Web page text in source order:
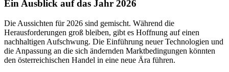
Ein Ausblick auf das Jahr 2026
Die Aussichten für 2026 sind gemischt. Während die
Herausforderungen groß bleiben, gibt es Hoffnung auf einen
nachhaltigen Aufschwung. Die Einführung neuer Technologien und
die Anpassung an die sich ändernden Marktbedingungen könnten
den österreichischen Handel in eine neue Ära führen.